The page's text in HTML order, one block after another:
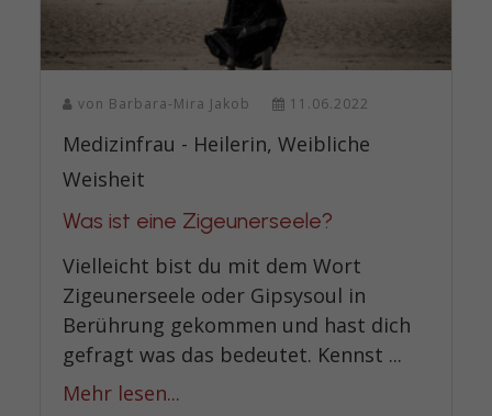
von Barbara-Mira Jakob 11.06.2022
Medizinfrau - Heilerin, Weibliche
Weisheit
Was ist eine Zigeunerseele?
Vielleicht bist du mit dem Wort
Zigeunerseele oder Gipsysoul in
Berührung gekommen und hast dich
gefragt was das bedeutet. Kennst ...
Mehr lesen...